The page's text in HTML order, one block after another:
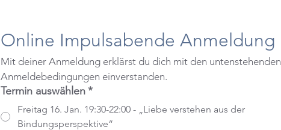
Online Impulsabende Anmeldung
Mit deiner Anmeldung erklärst du dich mit den untenstehenden
Anmeldebedingungen einverstanden.
Termin auswählen*
Freitag 16. Jan. 19:30-22:00 - „Liebe verstehen aus der
Bindungsperspektive“